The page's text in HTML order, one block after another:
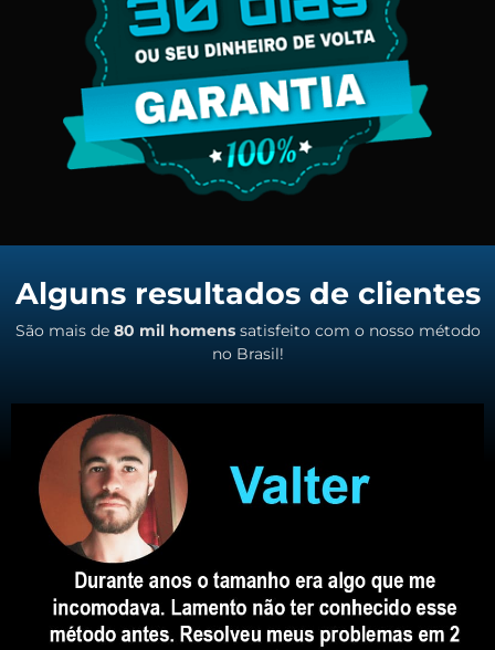
Alguns resultados de clientes
São mais de 80 mil homenssatisfeito com o nosso método
no Brasil!